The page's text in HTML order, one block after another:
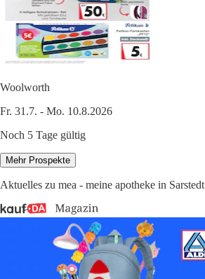
Woolworth
Fr. 31.7. - Mo. 10.8.2026
Noch 5 Tage gültig
Mehr Prospekte
Aktuelles zu mea - meine apotheke in Sarstedt